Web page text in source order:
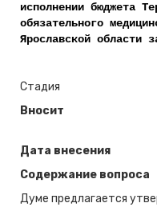
исполнении бюджета
обязательного
Ярославской области
Стадия
Вносит
Дата внесения
Содержание вопроса
Думе предлагается